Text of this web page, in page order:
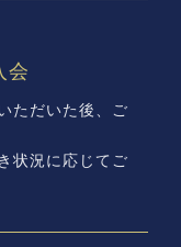
会
ただいた後、ご
状況に応じてご